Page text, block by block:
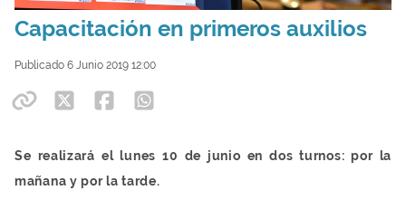
Capacitación en primeros auxilios
Publicado 6 Junio 2019 12:00
Se realizará el lunes 10 de junio en dos turnos: por la
mañana y por la tarde.